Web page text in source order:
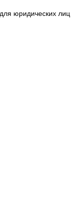
юридических лиц